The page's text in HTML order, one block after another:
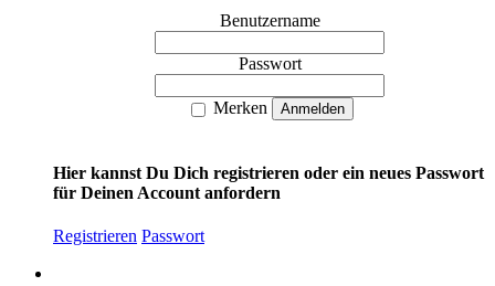
Benutzername
Passwort
Merken
Hier kannst Du Dich registrieren oder ein neues Passwort
für Deinen Account anfordern
Registrieren Passwort